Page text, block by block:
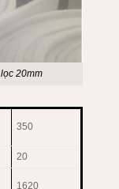
20mm
350
20
1620